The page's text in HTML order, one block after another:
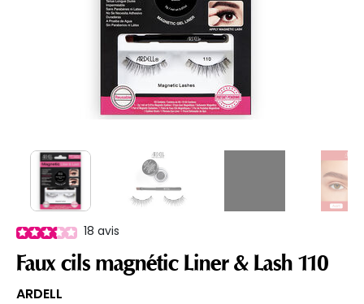
18 avis
Faux cils magnétic Liner & Lash 110
ARDELL